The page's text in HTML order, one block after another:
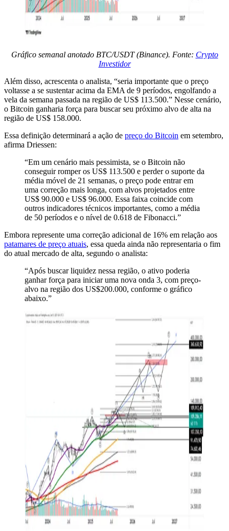
Gráfico semanal anotado BTC/USDT (Binance). Fonte: Crypto
Investidor
Além disso, acrescenta o analista, “seria importante que o preço
voltasse a se sustentar acima da EMA de 9 períodos, engolfando a
vela da semana passada na região de US$ 113.500.” Nesse cenário,
o Bitcoin ganharia força para buscar seu próximo alvo de alta na
região de US$ 158.000.
Essa definição determinará a ação de preço do Bitcoin em setembro,
afirma Driessen:
“Em um cenário mais pessimista, se o Bitcoin não
conseguir romper os US$ 113.500 e perder o suporte da
média móvel de 21 semanas, o preço pode entrar em
uma correção mais longa, com alvos projetados entre
US$ 90.000 e US$ 96.000. Essa faixa coincide com
outros indicadores técnicos importantes, como a média
de 50 períodos e o nível de 0.618 de Fibonacci.”
Embora represente uma correção adicional de 16% em relação aos
patamares de preço atuais, essa queda ainda não representaria o fim
do atual mercado de alta, segundo o analista:
“Após buscar liquidez nessa região, o ativo poderia
ganhar força para iniciar uma nova onda 3, com preço-
alvo na região dos US$200.000, conforme o gráfico
abaixo.”